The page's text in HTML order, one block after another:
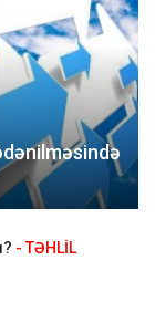
- TƏHLİL